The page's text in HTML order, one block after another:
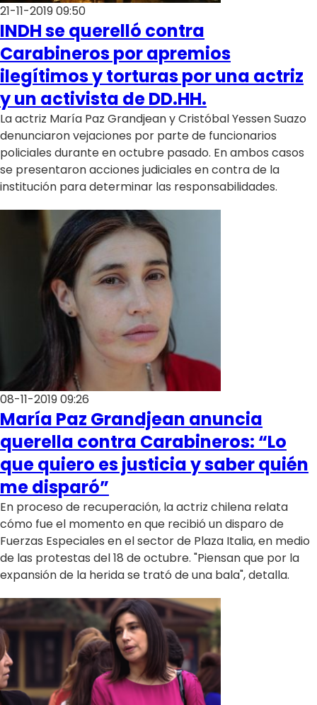
21-11-2019 09:50
INDH se querelló contra
Carabineros por apremios
ilegítimos y torturas por una actriz
y un activista de DD.HH.
La actriz María Paz Grandjean y Cristóbal Yessen Suazo
denunciaron vejaciones por parte de funcionarios
policiales durante en octubre pasado. En ambos casos
se presentaron acciones judiciales en contra de la
institución para determinar las responsabilidades.
08-11-2019 09:26
María Paz Grandjean anuncia
querella contra Carabineros: “Lo
que quiero es justicia y saber quién
me disparó”
En proceso de recuperación, la actriz chilena relata
cómo fue el momento en que recibió un disparo de
Fuerzas Especiales en el sector de Plaza Italia, en medio
de las protestas del 18 de octubre. "Piensan que por la
expansión de la herida se trató de una bala", detalla.